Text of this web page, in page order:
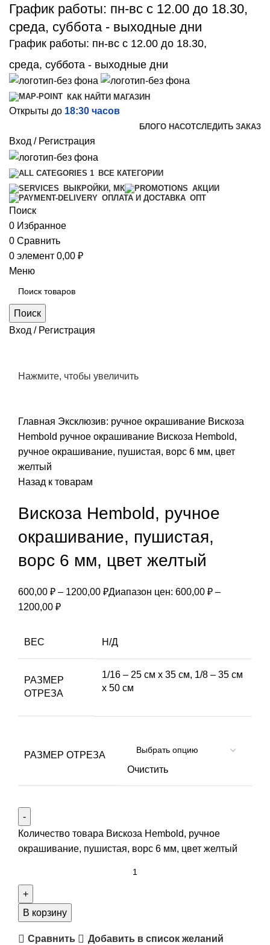
График работы: пн-вс с 12.00 до 18.30,
среда, суббота - выходные дни
График работы: пн-вс с 12.00 до 18.30,
среда, суббота - выходные дни
КАК НАЙТИ МАГАЗИН
Открыты до 18:30 часов
БЛОГО НАСОТСЛЕДИТЬ ЗАКАЗ
Вход / Регистрация
ВСЕ КАТЕГОРИИ
ВЫКРОЙКИ, МК
АКЦИИ
ОПЛАТА И ДОСТАВКА ОПТ
Поиск
0 Избранное
0 Сравнить
0 элемент 0,00 ₽
Меню
Поиск
Вход / Регистрация
Нажмите, чтобы увеличить
Главная Эксклюзив: ручное окрашивание Вискоза
Hembold ручное окрашивание Вискоза Hembold,
ручное окрашивание, пушистая, ворс 6 мм, цвет
желтый
Назад к товарам
Вискоза Hembold, ручное
окрашивание, пушистая,
ворс 6 мм, цвет желтый
600,00 ₽ – 1200,00 ₽Диапазон цен: 600,00 ₽ –
1200,00 ₽
ВЕС Н/Д
РАЗМЕР
ОТРЕЗА
1/16 – 25 см х 35 см, 1/8 – 35 см
х 50 см
РАЗМЕР ОТРЕЗА
Очистить
Количество товара Вискоза Hembold, ручное
окрашивание, пушистая, ворс 6 мм, цвет желтый
В корзину
Сравнить Добавить в список желаний